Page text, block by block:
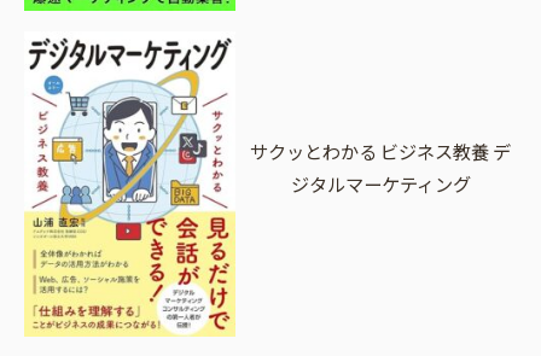
サクッとわかる ビジネス教養 デ
ジタルマーケティング